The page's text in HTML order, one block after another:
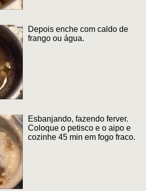
Depois enche com caldo de
frango ou água.
Esbanjando, fazendo ferver.
Coloque o petisco e o aipo e
cozinhe 45 min em fogo fraco.